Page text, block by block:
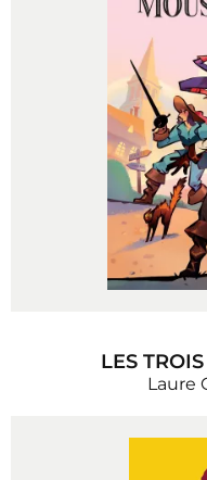
LES
Laure